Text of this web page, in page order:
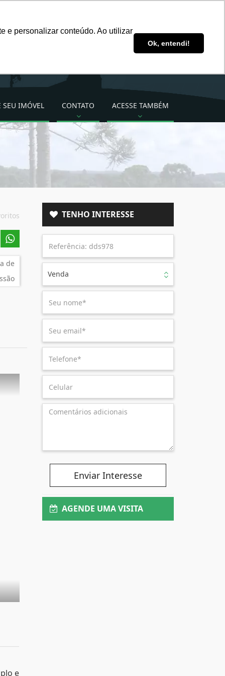
e personalizar conteúdo. Ao utilizar
Ok, entendi!
SEU IMÓVEL CONTATO ACESSE TAMBÉM
(49) 3222-2277 (49)
de
e
TENHO INTERESSE
Venda
Enviar Interesse
AGENDE UMA VISITA